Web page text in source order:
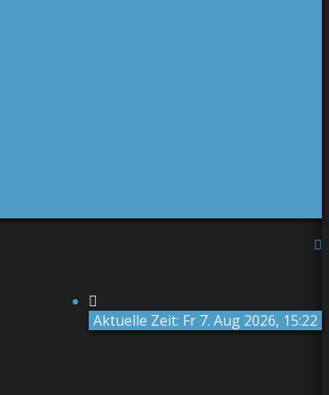
Aktuelle Zeit: Fr 7. Aug 2026, 15:22